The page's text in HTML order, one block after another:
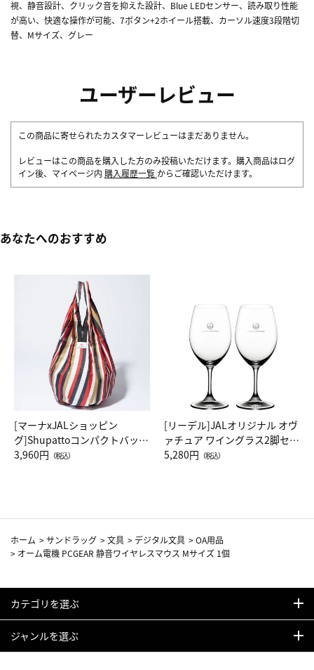
視、静音設計、クリック音を抑えた設計、Blue LEDセンサー、読み取り性能
が高い、快適な操作が可能、7ボタン+2ホイール搭載、カーソル速度3段階切
替、Mサイズ、グレー
ユーザーレビュー
この商品に寄せられたカスタマーレビューはまだありません。
レビューはこの商品を購入した方のみ投稿いただけます。購入商品はログ
イン後、マイページ内 購入履歴一覧 からご確認いただけます。
あなたへのおすすめ
[マーナxJALショッピン
グ]Shupattoコンパクトバッグ
Drop JAL客室乗務員（LC）ス
3,960円 （税込）
[リーデル]JALオリジナル オヴ
ァチュア ワイングラス2脚セッ
ト（レッドワイン）
5,280円 （税込）
ホーム >サンドラッグ >文具 > デジタル文具 >OA用品
> オーム電機 PCGEAR 静音ワイヤレスマウス Mサイズ 1個
カテゴリを選ぶ
ジャンルを選ぶ